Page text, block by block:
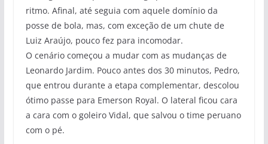
ritmo. Afinal, até seguia com aquele domínio da
posse de bola, mas, com exceção de um chute de
Luiz Araújo, pouco fez para incomodar.
O cenário começou a mudar com as mudanças de
Leonardo Jardim. Pouco antes dos 30 minutos, Pedro,
que entrou durante a etapa complementar, descolou
ótimo passe para Emerson Royal. O lateral ficou cara
a cara com o goleiro Vidal, que salvou o time peruano
com o pé.